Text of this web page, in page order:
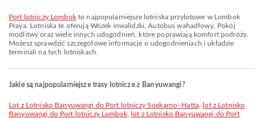
Port lotniczy Lombokto najpopularniejsze lotniska przylotowe w Lombok
Praya. Lotniska te oferują Wózek inwalidzki, Autobus wahadłowy, Pokój
modlitwy oraz wiele innych udogodnień, które poprawiają komfort podróży.
Możesz sprawdzić szczegółowe informacje o udogodnieniach i układzie
terminali na tych lotniskach.
Jakie są najpopularniejsze trasy lotnicze z Banyuwangi?
lot z Lotnisko Banyuwangi do Port lotniczy Soekarno–Hatta,
lot z Lotnisko
Banyuwangi do Port lotniczy Lombok,
lot z Lotnisko Banyuwangi do Port